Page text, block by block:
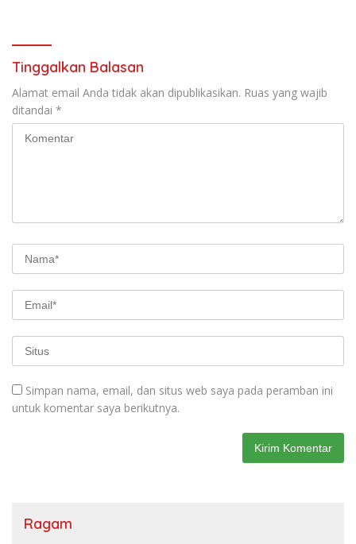
Tinggalkan Balasan
Alamat email Anda tidak akan dipublikasikan. Ruas yang wajib
ditandai *
Simpan nama, email, dan situs web saya pada peramban ini
untuk komentar saya berikutnya.
Ragam